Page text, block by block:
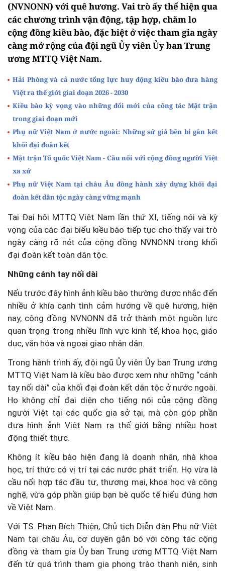
(NVNONN) với quê hương. Vai trò ấy thể hiện qua
các chương trình vận động, tập hợp, chăm lo
cộng đồng kiều bào, đặc biệt ở việc tham gia ngày
càng mở rộng của đội ngũ Ủy viên Ủy ban Trung
ương MTTQ Việt Nam.
Hải Phòng và cả nước tổng lực huy động kiều bào đưa hàng
Việt ra thế giới giai đoạn 2026 - 2030
Kiều bào kỳ vọng vào những đổi mới của công tác Mặt trận
trong giai đoạn mới
Phụ nữ Việt Nam ở nước ngoài: Những sứ giả bền bỉ gắn kết
khối đại đoàn kết
Mặt trận Tổ quốc Việt Nam - Cầu nối với cộng đồng người Việt
xa xứ
Phụ nữ Việt Nam tại châu Âu đồng hành xây dựng khối đại
đoàn kết dân tộc ngày càng vững mạnh
Tại Đại hội MTTQ Việt Nam lần thứ XI, tiếng nói và kỳ
vọng của các đại biểu kiều bào tiếp tục cho thấy vai trò
ngày càng rõ nét của cộng đồng NVNONN trong khối
đại đoàn kết toàn dân tộc.
Những cánh tay nối dài
Nếu trước đây hình ảnh kiều bào thường được nhắc đến
nhiều ở khía cạnh tình cảm hướng về quê hương, hiện
nay, cộng đồng NVNONN đã trở thành một nguồn lực
quan trọng trong nhiều lĩnh vực kinh tế, khoa học, giáo
dục, văn hóa và ngoại giao nhân dân.
Trong hành trình ấy, đội ngũ Ủy viên Ủy ban Trung ương
MTTQ Việt Nam là kiều bào được xem như những “cánh
tay nối dài” của khối đại đoàn kết dân tộc ở nước ngoài.
Họ không chỉ đại diện cho tiếng nói của cộng đồng
người Việt tại các quốc gia sở tại, mà còn góp phần
đưa hình ảnh Việt Nam ra thế giới bằng nhiều hoạt
động thiết thực.
Không ít kiều bào hiện đang là doanh nhân, nhà khoa
học, trí thức có vị trí tại các nước phát triển. Họ vừa là
cầu nối hợp tác đầu tư, thương mại, khoa học và công
nghệ, vừa góp phần giúp bạn bè quốc tế hiểu đúng hơn
về Việt Nam.
Với TS. Phan Bích Thiện, Chủ tịch Diễn đàn Phụ nữ Việt
Nam tại châu Âu, cơ duyên gắn bó với công tác cộng
đồng và tham gia Ủy ban Trung ương MTTQ Việt Nam
đến từ quá trình tham gia phong trào thanh niên, sinh